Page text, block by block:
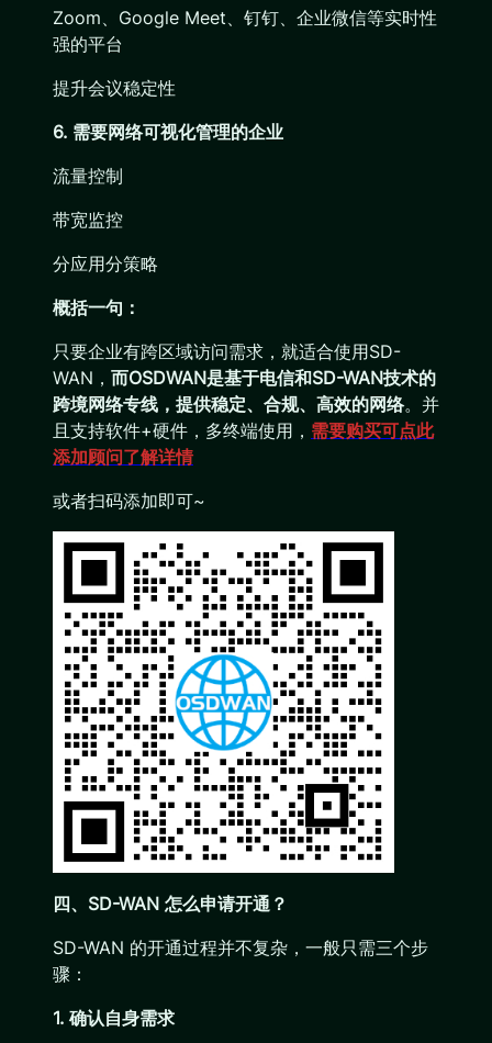
Zoom、Google Meet、钉钉、企业微信等实时性
强的平台
提升会议稳定性
6. 需要网络可视化管理的企业
流量控制
带宽监控
分应用分策略
概括一句：
只要企业有跨区域访问需求，就适合使用SD-
WAN， 而OSDWAN是基于电信和SD-WAN技术的
跨境网络专线，提供稳定、合规、高效的网络。并
且支持软件+硬件，多终端使用， 需要购买可点此
添加顾问了解详情
或者扫码添加即可~
四、SD-WAN 怎么申请开通？
SD-WAN 的开通过程并不复杂，一般只需三个步
骤：
1. 确认自身需求